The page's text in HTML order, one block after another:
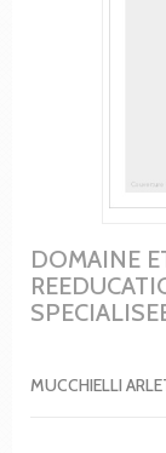
DOMAINE
MUCCHIELLI